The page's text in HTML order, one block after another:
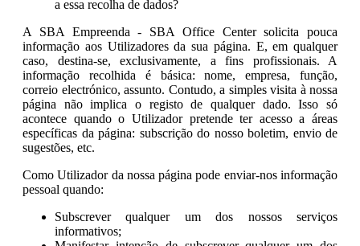
a essa recolha de dados?
A SBA Empreenda - SBA Office Center solicita pouca
informação aos Utilizadores da sua página. E, em qualquer
caso, destina-se, exclusivamente, a fins profissionais. A
informação recolhida é básica: nome, empresa, função,
correio electrónico, assunto. Contudo, a simples visita à nossa
página não implica o registo de qualquer dado. Isso só
acontece quando o Utilizador pretende ter acesso a áreas
específicas da página: subscrição do nosso boletim, envio de
sugestões, etc.
Como Utilizador da nossa página pode enviar-nos informação
pessoal quando:
Subscrever qualquer um dos nossos serviços
informativos;